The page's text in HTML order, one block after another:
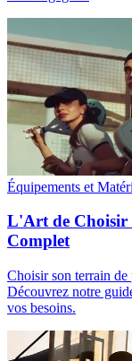
Équipements et
L'Art de Choisir
Complet
Choisir son terrain
Découvrez notre
vos besoins.